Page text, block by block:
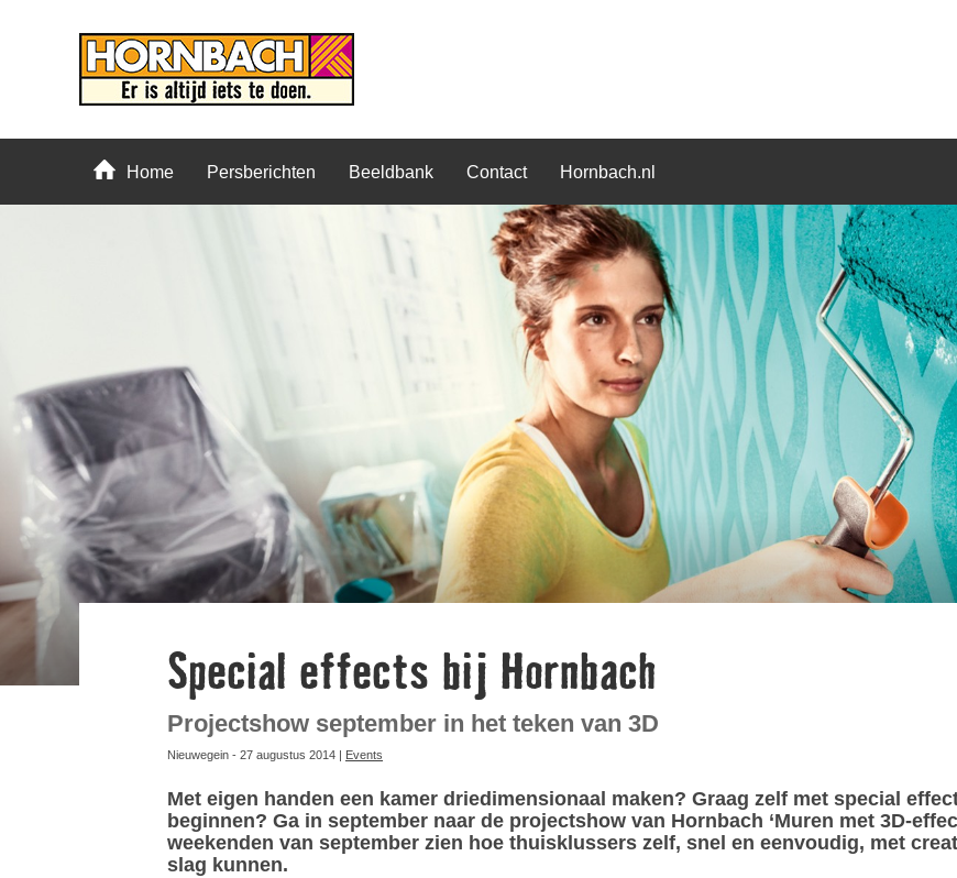
Home Persberichten Beeldbank Contact Hornbach.nl
Special effects bij Hornbach
Projectshow september in het teken van 3D
Nieuwegein - 27 augustus 2014 | Events
Met eigen handen een kamer driedimensionaal maken? Graag zelf met special
beginnen? Ga in september naar de projectshow van Hornbach ‘Muren met 3D-
weekenden van september zien hoe thuisklussers zelf, snel en eenvoudig, met
slag kunnen.